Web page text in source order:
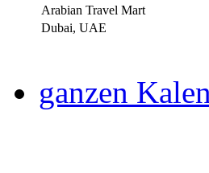
Arabian Travel Mart
Dubai, UAE
ganzen